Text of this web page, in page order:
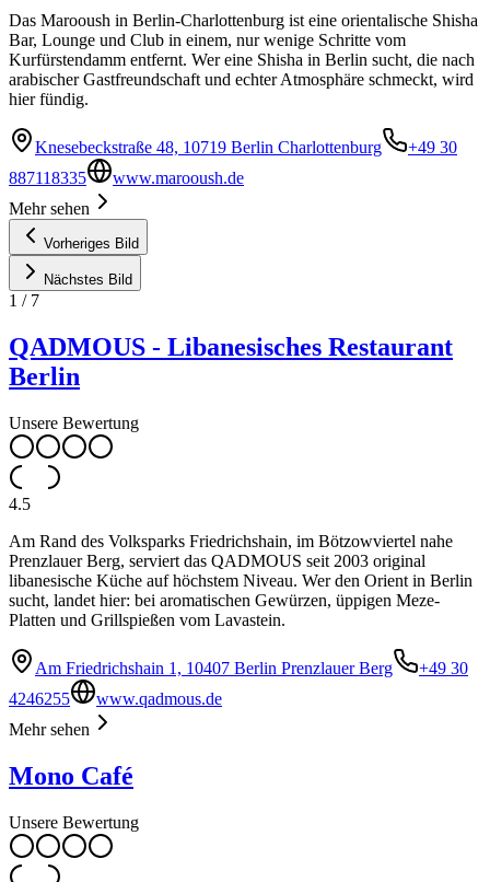
Das Marooush in Berlin-Charlottenburg ist eine orientalische Shisha
Bar, Lounge und Club in einem, nur wenige Schritte vom
Kurfürstendamm entfernt. Wer eine Shisha in Berlin sucht, die nach
arabischer Gastfreundschaft und echter Atmosphäre schmeckt, wird
hier fündig.
Knesebeckstraße 48, 10719 Berlin Charlottenburg
+49 30
887118335
www.marooush.de
Mehr sehen
Vorheriges Bild
Nächstes Bild
1 / 7
QADMOUS - Libanesisches Restaurant
Berlin
Unsere Bewertung
4.5
Am Rand des Volksparks Friedrichshain, im Bötzowviertel nahe
Prenzlauer Berg, serviert das QADMOUS seit 2003 original
libanesische Küche auf höchstem Niveau. Wer den Orient in Berlin
sucht, landet hier: bei aromatischen Gewürzen, üppigen Meze-
Platten und Grillspießen vom Lavastein.
Am Friedrichshain 1, 10407 Berlin Prenzlauer Berg
+49 30
4246255
www.qadmous.de
Mehr sehen
Mono Café
Unsere Bewertung